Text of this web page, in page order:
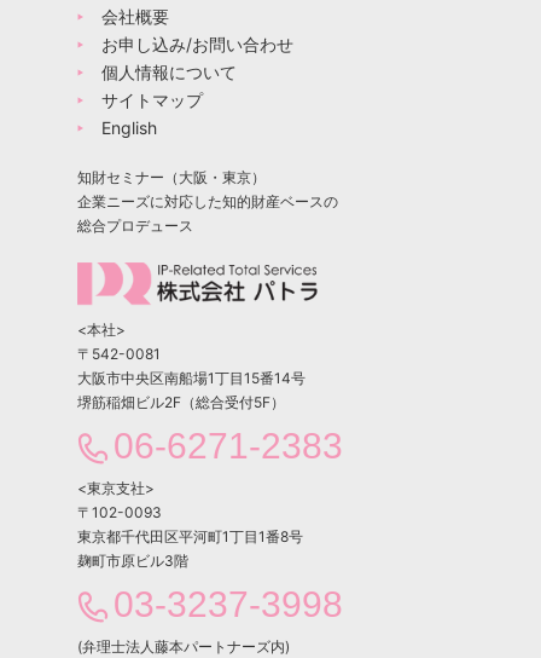
知財セミナー（大阪・東京）
企業ニーズに対応した知的財産ベースの
総合プロデュース
<本社>
〒542-0081
大阪市中央区南船場1丁目15番14号
堺筋稲畑ビル2F（総合受付5F）
06-6271-2383
<東京支社>
〒102-0093
東京都千代田区平河町1丁目1番8号
麹町市原ビル3階
03-3237-3998
(弁理士法人藤本パートナーズ内)
会社概要
お申し込み/お問い合わせ
個人情報について
サイトマップ
English